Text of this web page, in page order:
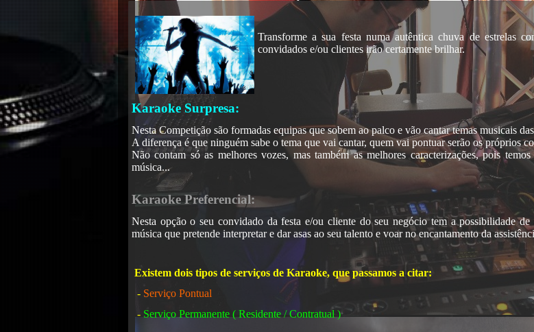
Karaoke
Transforme a sua festa numa autêntica chuva de estrelas
convidados e/ou clientes irão certamente brilhar.
Karaoke Surpresa:
Nesta Competição são formadas equipas que sobem ao palco e vão cantar temas musicais
A diferença é que ninguém sabe o tema que vai cantar, quem vai pontuar serão os próprios
Não contam só as melhores vozes, mas também as melhores caracterizações, pois
música...
Karaoke Preferencial:
Nesta opção o seu convidado da festa e/ou cliente do seu negócio tem a possibilidade
música que pretende interpretar e dar asas ao seu talento e voar no encantamento da
Existem dois tipos de serviços de Karaoke, que passamos a citar:
- Serviço Pontual
- Serviço Permanente ( Residente / Contratual )